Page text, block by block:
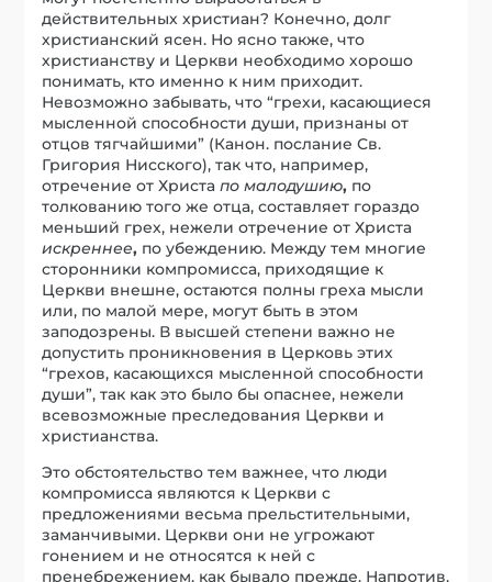
действительных христиан? Конечно, долг
христианский ясен. Но ясно также, что
христианству и Церкви необходимо хорошо
понимать, кто именно к ним приходит.
Невозможно забывать, что “грехи, касающиеся
мысленной способности души, признаны от
отцов тягчайшими” (Канон. послание Св.
Григория Нисского), так что, например,
отречение от Христапо малодушию, по
толкованию того же отца, составляет гораздо
меньший грех, нежели отречение от Христа
искреннее, по убеждению. Между тем многие
сторонники компромисса, приходящие к
Церкви внешне, остаются полны греха мысли
или, по малой мере, могут быть в этом
заподозрены. В высшей степени важно не
допустить проникновения в Церковь этих
“грехов, касающихся мысленной способности
души”, так как это было бы опаснее, нежели
всевозможные преследования Церкви и
христианства.
Это обстоятельство тем важнее, что люди
компромисса являются к Церкви с
предложениями весьма прельстительными,
заманчивыми. Церкви они не угрожают
гонением и не относятся к ней с
пренебрежением, как бывало прежде. Напротив,